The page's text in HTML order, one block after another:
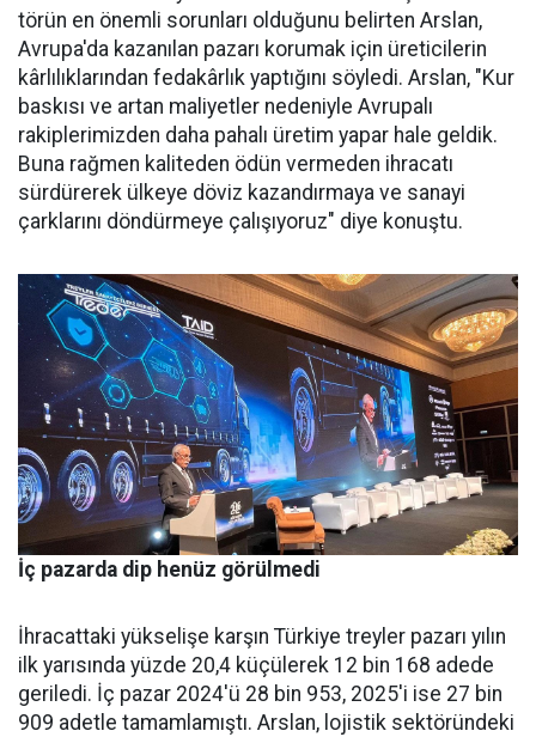
törün en önemli sorunları oldu­ğunu belirten Arslan,
Avrupa'da kazanılan pazarı korumak için üreticilerin
kârlılıklarından fe­dakârlık yaptığını söyledi. Arslan, "Kur
baskısı ve artan maliyetler nedeniyle Avrupalı
rakiplerimiz­den daha pahalı üretim yapar ha­le geldik.
Buna rağmen kaliteden ödün vermeden ihracatı
sürdüre­rek ülkeye döviz kazandırmaya ve sanayi
çarklarını döndürmeye ça­lışıyoruz" diye konuştu.
İç pazarda dip henüz görülmedi
İhracattaki yükselişe karşın Türkiye treyler pazarı yılın
ilk yarısında yüzde 20,4 küçülerek 12 bin 168 adede
geriledi. İç pa­zar 2024'ü 28 bin 953, 2025'i ise 27 bin
909 adetle tamamlamış­tı. Arslan, lojistik sektöründeki